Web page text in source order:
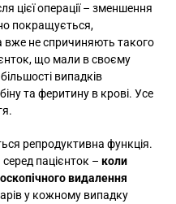
цієї операції – зменшення
покращується,
вже не спричиняють такого
що мали в своєму
випадків
та феритину в крові. Усе
репродуктивна функція.
пацієнток – коли
видалення
у кожному випадку